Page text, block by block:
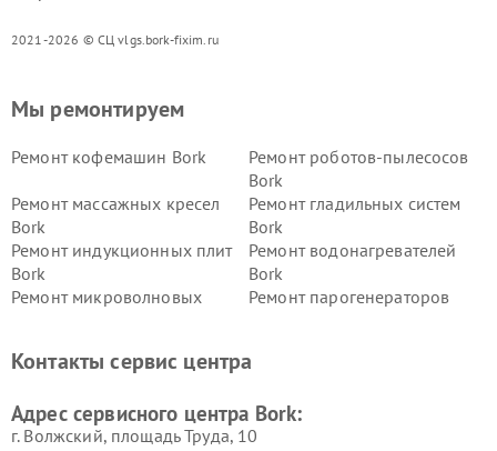
2021-2026 © СЦ vlgs.bork-fixim.ru
Мы ремонтируем
Ремонт кофемашин Bork
Ремонт роботов-пылесосов
Bork
Ремонт массажных кресел
Bork
Ремонт гладильных систем
Bork
Ремонт индукционных плит
Bork
Ремонт водонагревателей
Bork
Ремонт микроволновых
Ремонт парогенераторов
воздуха Bork
Bork
Bork
Контакты сервис центра
Адрес сервисного центра Bork:
г. Волжский, площадь Труда, 10